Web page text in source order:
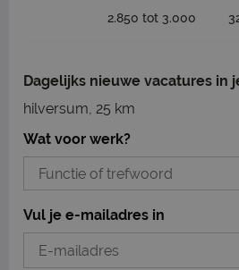
2.850 tot 3.000
Dagelijks nieuwe vacatures in
hilversum, 25 km
Wat voor werk?
Vul je e-mailadres in